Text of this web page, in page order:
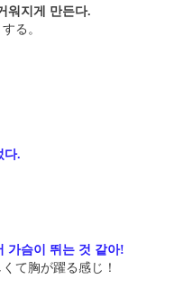
워지게 만든다.
る。
다.
가슴이 뛰는 것 같아!
て胸が躍る感じ！